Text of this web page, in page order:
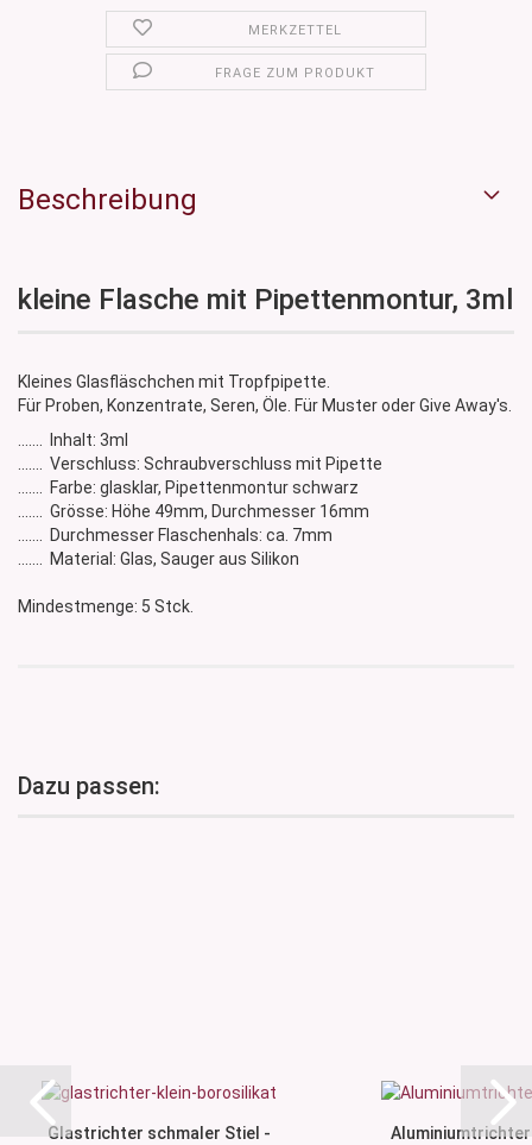
MERKZETTEL
FRAGE ZUM PRODUKT
Beschreibung
kleine Flasche mit Pipettenmontur, 3ml
Kleines Glasfläschchen mit Tropfpipette.
Für Proben, Konzentrate, Seren, Öle. Für Muster oder Give Away's.
....... Inhalt: 3ml
....... Verschluss: Schraubverschluss mit Pipette
....... Farbe: glasklar, Pipettenmontur schwarz
....... Grösse: Höhe 49mm, Durchmesser 16mm
....... Durchmesser Flaschenhals: ca. 7mm
....... Material: Glas, Sauger aus Silikon
Mindestmenge: 5 Stck.
Dazu passen:
Glastrichter schmaler Stiel -
Aluminiumtrichter